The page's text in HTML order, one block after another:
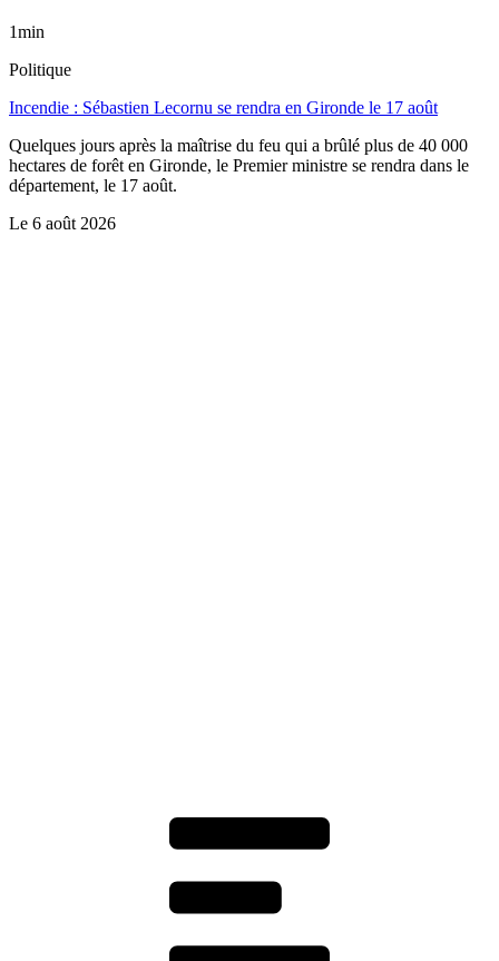
1min
Politique
Incendie : Sébastien Lecornu se rendra en Gironde le 17 août
Quelques jours après la maîtrise du feu qui a brûlé plus de 40 000
hectares de forêt en Gironde, le Premier ministre se rendra dans le
département, le 17 août.
Le 6 août 2026